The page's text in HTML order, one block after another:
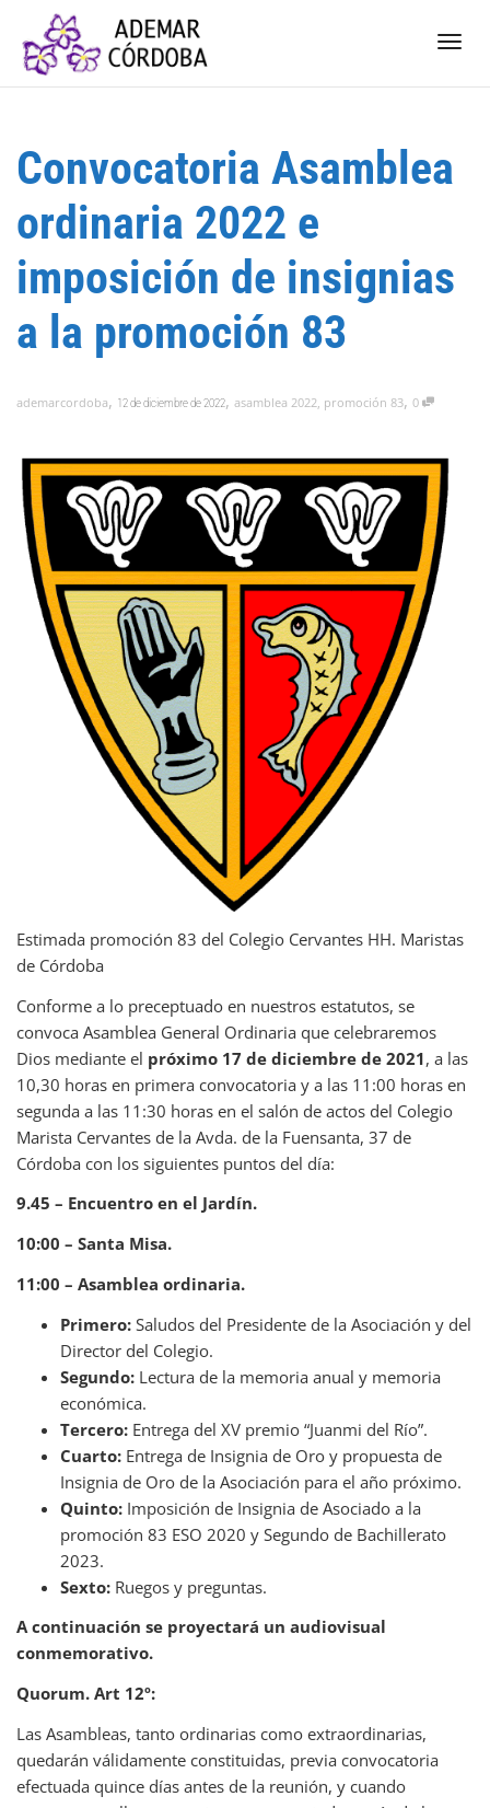
Convocatoria Asamblea
ordinaria 2022 e
imposición de insignias
a la promoción 83
ademarcordoba, 12 de diciembre de 2022, asamblea 2022, promoción 83, 0
Estimada promoción 83 del Colegio Cervantes HH. Maristas
de Córdoba
Conforme a lo preceptuado en nuestros estatutos, se
convoca Asamblea General Ordinaria que celebraremos
Dios mediante el próximo 17 de diciembre de 2021, a las
10,30 horas en primera convocatoria y a las 11:00 horas en
segunda a las 11:30 horas en el salón de actos del Colegio
Marista Cervantes de la Avda. de la Fuensanta, 37 de
Córdoba con los siguientes puntos del día:
9.45 – Encuentro en el Jardín.
10:00 – Santa Misa.
11:00 – Asamblea ordinaria.
Primero: Saludos del Presidente de la Asociación y del
Director del Colegio.
Segundo: Lectura de la memoria anual y memoria
económica.
Tercero: Entrega del XV premio “Juanmi del Río”.
Cuarto: Entrega de Insignia de Oro y propuesta de
Insignia de Oro de la Asociación para el año próximo.
Quinto: Imposición de Insignia de Asociado a la
promoción 83 ESO 2020 y Segundo de Bachillerato
2023.
Sexto: Ruegos y preguntas.
A continuación se proyectará un audiovisual
conmemorativo.
Quorum. Art 12º:
Las Asambleas, tanto ordinarias como extraordinarias,
quedarán válidamente constituidas, previa convocatoria
efectuada quince días antes de la reunión, y cuando